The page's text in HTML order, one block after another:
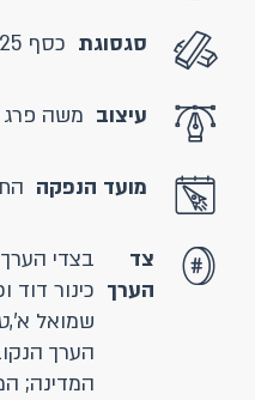
סגסוגת כסף 0.925 נחושת 0.075
עיצוב משה פרג
מועד הנפקה
צד
הערך
בצדי
כינור דוד
שמואל
הערך
המדינה;